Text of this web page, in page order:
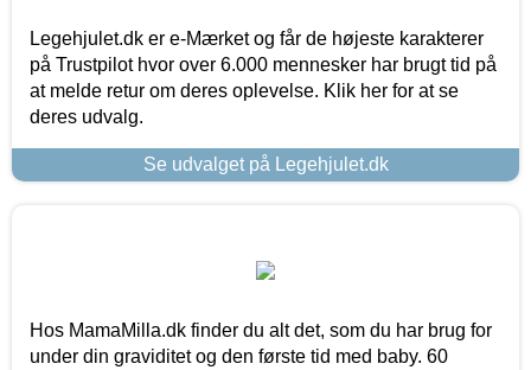
Legehjulet.dk er e-Mærket og får de højeste karakterer
på Trustpilot hvor over 6.000 mennesker har brugt tid på
at melde retur om deres oplevelse. Klik her for at se
deres udvalg.
Se udvalget på Legehjulet.dk
Hos MamaMilla.dk finder du alt det, som du har brug for
under din graviditet og den første tid med baby. 60